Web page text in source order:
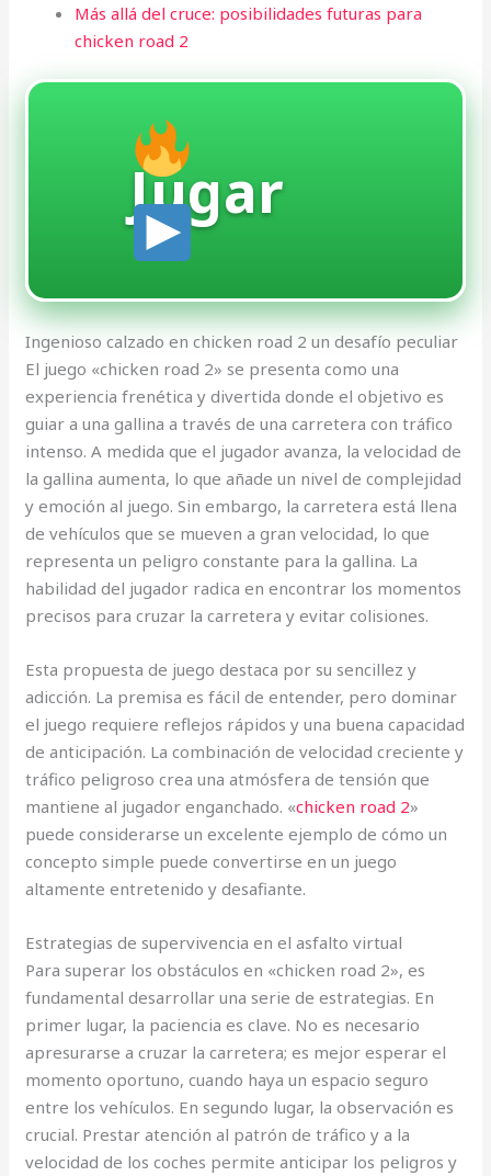
Más allá del cruce: posibilidades futuras para
chicken road 2
Jugar
Ingenioso calzado en chicken road 2 un desafío peculiar
El juego «chicken road 2» se presenta como una
experiencia frenética y divertida donde el objetivo es
guiar a una gallina a través de una carretera con tráfico
intenso. A medida que el jugador avanza, la velocidad de
la gallina aumenta, lo que añade un nivel de complejidad
y emoción al juego. Sin embargo, la carretera está llena
de vehículos que se mueven a gran velocidad, lo que
representa un peligro constante para la gallina. La
habilidad del jugador radica en encontrar los momentos
precisos para cruzar la carretera y evitar colisiones.
Esta propuesta de juego destaca por su sencillez y
adicción. La premisa es fácil de entender, pero dominar
el juego requiere reflejos rápidos y una buena capacidad
de anticipación. La combinación de velocidad creciente y
tráfico peligroso crea una atmósfera de tensión que
mantiene al jugador enganchado. «chicken road 2»
puede considerarse un excelente ejemplo de cómo un
concepto simple puede convertirse en un juego
altamente entretenido y desafiante.
Estrategias de supervivencia en el asfalto virtual
Para superar los obstáculos en «chicken road 2», es
fundamental desarrollar una serie de estrategias. En
primer lugar, la paciencia es clave. No es necesario
apresurarse a cruzar la carretera; es mejor esperar el
momento oportuno, cuando haya un espacio seguro
entre los vehículos. En segundo lugar, la observación es
crucial. Prestar atención al patrón de tráfico y a la
velocidad de los coches permite anticipar los peligros y